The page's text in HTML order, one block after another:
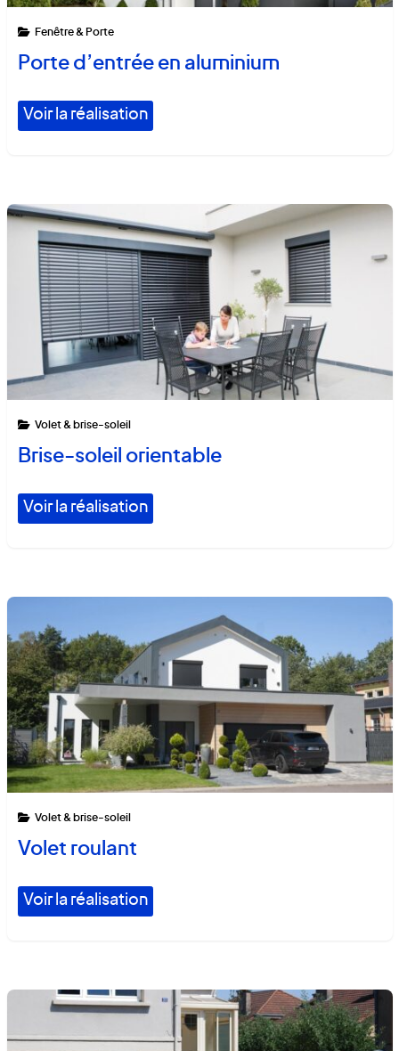
Fenêtre & Porte
Porte d’entrée en aluminium
Voir la réalisation
Volet & brise-soleil
Brise-soleil orientable
Voir la réalisation
Volet & brise-soleil
Volet roulant
Voir la réalisation